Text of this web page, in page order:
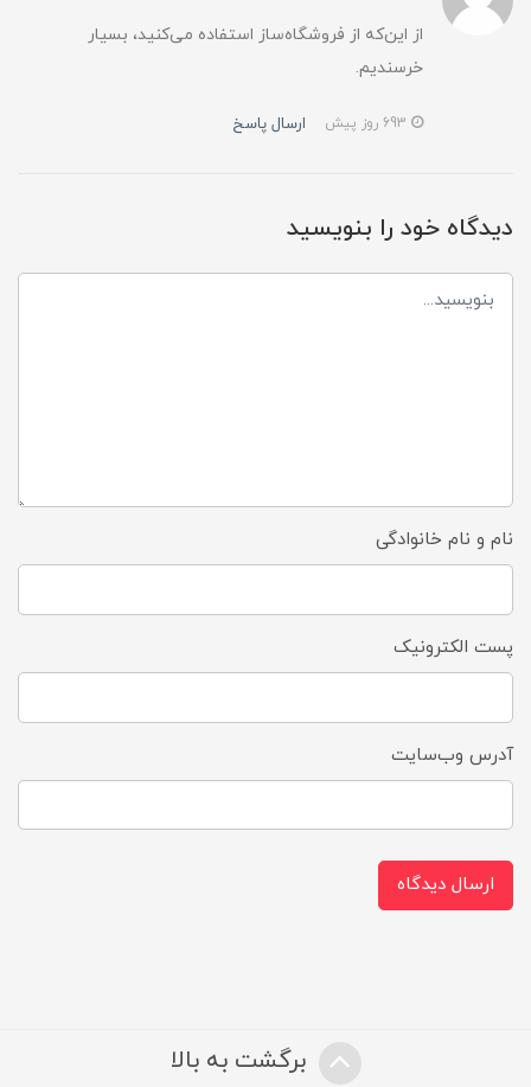
از این‌که از فروشگاه‌ساز استفاده می‌کنید، بسیار
خرسندیم.
ارسال پاسخ
دیدگاه خود را بنویسید
نام و نام خانوادگی
پست الکترونیک
آدرس وب‌سایت
ارسال دیدگاه
برگشت به بالا